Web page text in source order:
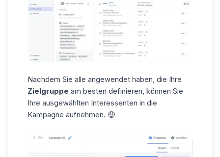
Nachdem Sie alle angewendet haben, die Ihre
Zielgruppe am besten definieren, können Sie
Ihre ausgewählten Interessenten in die
Kampagne aufnehmen. 🤑